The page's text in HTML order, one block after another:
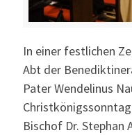
In einer festlichen
Abt der
Pater Wendelinus
Bischof Dr. Stephan